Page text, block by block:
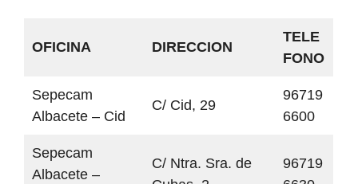
OFICINA DIRECCION
TELE
FONO
Sepecam
Albacete – Cid
C/ Cid, 29
96719
6600
Sepecam
Albacete –
C/ Ntra. Sra. de
96719